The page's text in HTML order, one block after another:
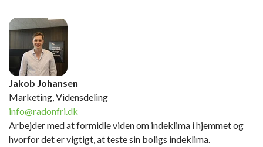
Jakob Johansen
Marketing, Vidensdeling
info@radonfri.dk
Arbejder med at formidle viden om indeklima i hjemmet og
hvorfor det er vigtigt, at teste sin boligs indeklima.